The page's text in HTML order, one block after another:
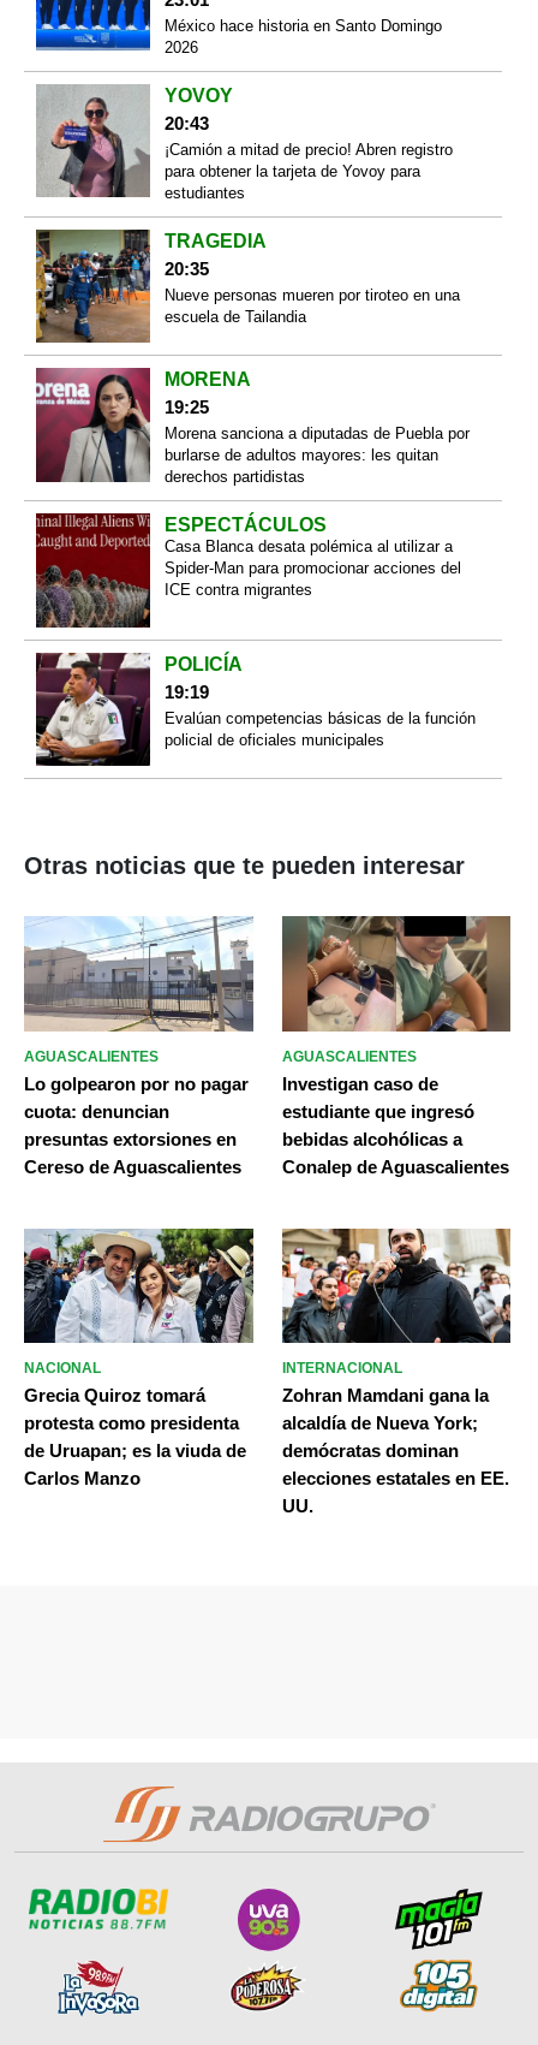
México hace historia en Santo Domingo
2026
YOVOY
20:43
¡Camión a mitad de precio! Abren registro
para obtener la tarjeta de Yovoy para
estudiantes
TRAGEDIA
20:35
Nueve personas mueren por tiroteo en una
escuela de Tailandia
MORENA
19:25
Morena sanciona a diputadas de Puebla por
burlarse de adultos mayores: les quitan
derechos partidistas
ESPECTÁCULOS
Casa Blanca desata polémica al utilizar a
Spider-Man para promocionar acciones del
ICE contra migrantes
POLICÍA
19:19
Evalúan competencias básicas de la función
policial de oficiales municipales
Otras noticias que te pueden interesar
AGUASCALIENTES
Lo golpearon por no pagar
cuota: denuncian
presuntas extorsiones en
Cereso de Aguascalientes
AGUASCALIENTES
Investigan caso de
estudiante que ingresó
bebidas alcohólicas a
Conalep de Aguascalientes
NACIONAL
Grecia Quiroz tomará
protesta como presidenta
de Uruapan; es la viuda de
Carlos Manzo
INTERNACIONAL
Zohran Mamdani gana la
alcaldía de Nueva York;
demócratas dominan
elecciones estatales en EE.
UU.